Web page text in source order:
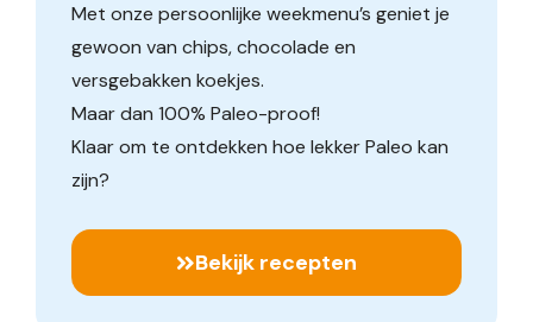
Met onze persoonlijke weekmenu’s geniet je
gewoon van chips, chocolade en
versgebakken koekjes.
Maar dan 100% Paleo-proof!
Klaar om te ontdekken hoe lekker Paleo kan
zijn?
Bekijk recepten